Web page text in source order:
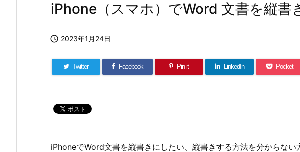
iPhone（スマホ）でWord 文書を縦書
 2023年1月24日
Twitter Facebook Pin it LinkedIn Pocket
iPhoneでWord文書を縦書きにしたい、縦書きする方法を分からない